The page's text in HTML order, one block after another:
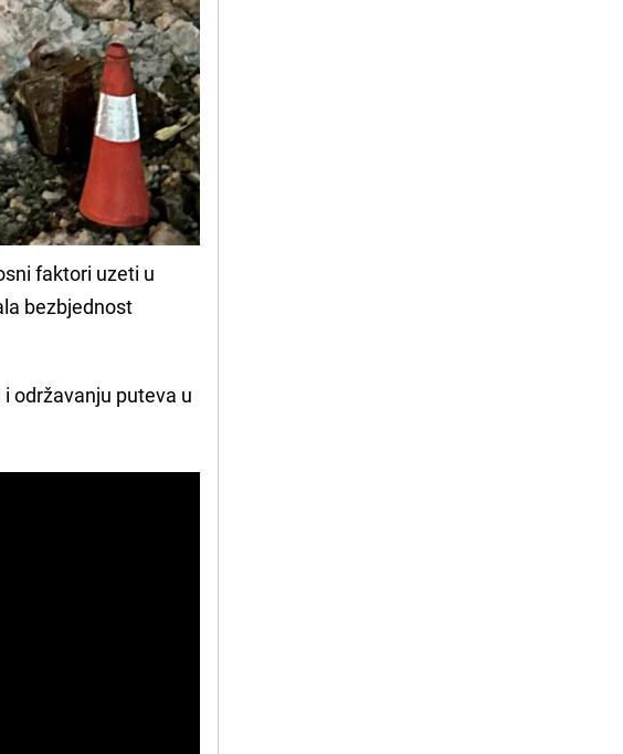
faktori uzeti u
bezbjednost
održavanju puteva u